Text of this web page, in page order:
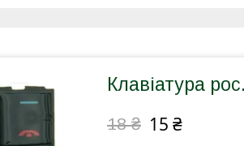
Клавіатура
18 ₴ 15 ₴